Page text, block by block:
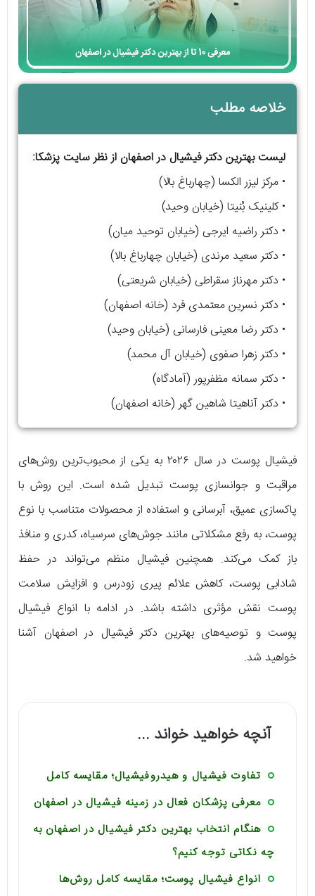
خلاصه مطلب
لیست بهترین دکتر فیشیال در اصفهان از نظر سایت پزشکا:
• مرکز لیزر الکسا (چهارباغ بالا)
• کلینیک بُنیتا (خیابان وحید)
• دکتر راضیه ایرجی (خیابان توحید میان)
• دکتر سعید مرندی (خیابان چهارباغ بالا)
• دکتر مهرناز سقراطی (خیابان شریعتی)
• دکتر نسرین معتمدی فرد (خانه اصفهان)
• دکتر رضا معینی فارسانی (خیابان وحید)
• دکتر زهرا صفوی (خیابان آل محمد)
• دکتر سمانه مظفرپور (آمادگاه)
• دکتر آناهیتا شاهین گهر (خانه اصفهان)
فیشیال پوست در سال ۲۰۲۶ به یکی از محبوب‌ترین روش‌های
مراقبت و جوانسازی پوست تبدیل شده است. این روش با
پاکسازی عمیق، آبرسانی و استفاده از محصولات متناسب با نوع
پوست، به رفع مشکلاتی مانند جوش‌های سرسیاه، کدری و منافذ
باز کمک می‌کند. همچنین فیشیال منظم می‌تواند در حفظ
شادابی پوست، کاهش علائم پیری زودرس و افزایش سلامت
پوست نقش مؤثری داشته باشد. در ادامه با انواع فیشیال
پوست و توصیه‌های بهترین دکتر فیشیال در اصفهان آشنا
خواهید شد.
آنچه خواهید خواند ...
تفاوت فیشیال و هیدروفیشیال؛ مقایسه کامل
معرفی پزشکان فعال در زمینه فیشیال در اصفهان
هنگام انتخاب بهترین دکتر فیشیال در اصفهان به
چه نکاتی توجه کنیم؟
انواع فیشیال پوست؛ مقایسه کامل روش‌ها